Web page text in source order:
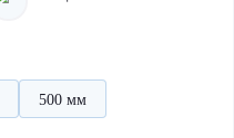
500 мм